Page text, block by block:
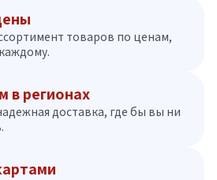
товаров по ценам,
в регионах
доставка, где бы вы ни